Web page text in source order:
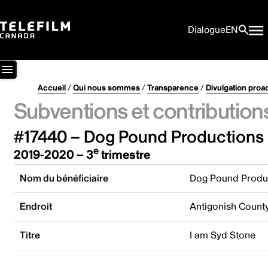
DialogueEN
Accueil/Qui nous sommes/Transparence/Divulgation
Subventions et
#17440 – Dog Pound Productions
2019-2020 – 3etrimestre
Nom du bénéficiaire Dog Pound
Endroit Antigonish
Titre I am Syd Stone